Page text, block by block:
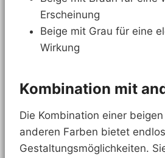
Erscheinung
Beige mit Grau für eine
Wirkung
Kombination mit
Die Kombination einer
anderen Farben bietet
Gestaltungsmöglichkeiten.